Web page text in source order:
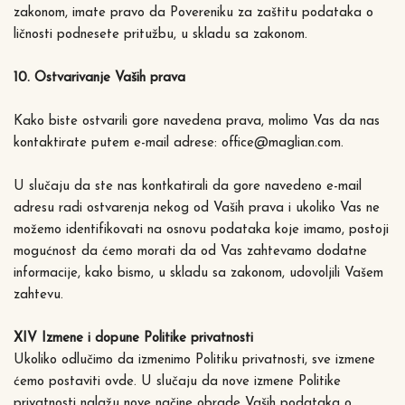
zakonom, imate pravo da Povereniku za zaštitu podataka o
ličnosti podnesete pritužbu, u skladu sa zakonom.
10. Ostvarivanje Vaših prava
Kako biste ostvarili gore navedena prava, molimo Vas da nas
kontaktirate putem e-mail adrese: office@maglian.com.
U slučaju da ste nas kontkatirali da gore navedeno e-mail
adresu radi ostvarenja nekog od Vaših prava i ukoliko Vas ne
možemo identifikovati na osnovu podataka koje imamo, postoji
mogućnost da ćemo morati da od Vas zahtevamo dodatne
informacije, kako bismo, u skladu sa zakonom, udovoljili Vašem
zahtevu.
XIV Izmene i dopune Politike privatnosti
Ukoliko odlučimo da izmenimo Politiku privatnosti, sve izmene
ćemo postaviti ovde. U slučaju da nove izmene Politike